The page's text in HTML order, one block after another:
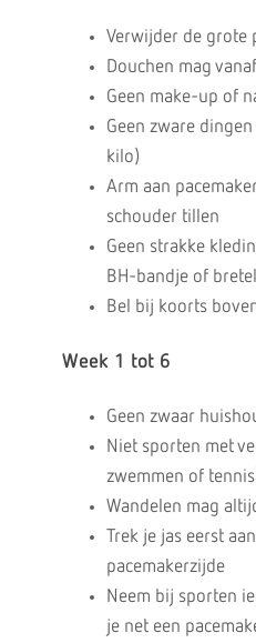
Verwijder de grote
Douchen mag
Geen make-up of
Geen zware
kilo)
Arm aan
schouder tillen
Geen strakke
BH-bandje of
Bel bij koorts
Week 1 tot 6
Geen zwaar
Niet sporten met
zwemmen of
Wandelen mag
Trek je jas eerst
pacemakerzijde
Neem bij sporten
je net een